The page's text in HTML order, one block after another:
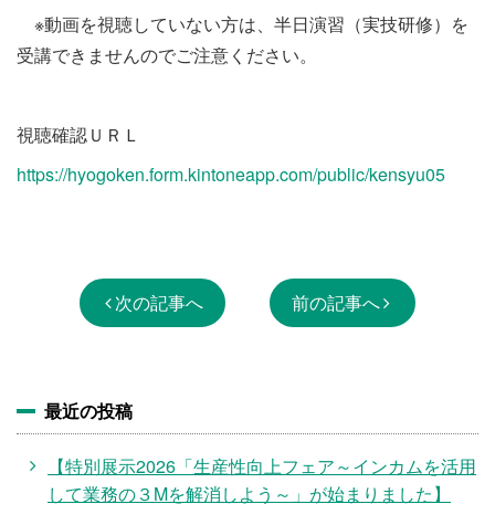
※動画を視聴していない方は、半日演習（実技研修）を
受講できませんのでご注意ください。
視聴確認ＵＲＬ
https://hyogoken.form.kintoneapp.com/public/kensyu05
次の記事へ 前の記事へ
最近の投稿
【特別展示2026「生産性向上フェア～インカムを活用
して業務の３Mを解消しよう～」が始まりました】